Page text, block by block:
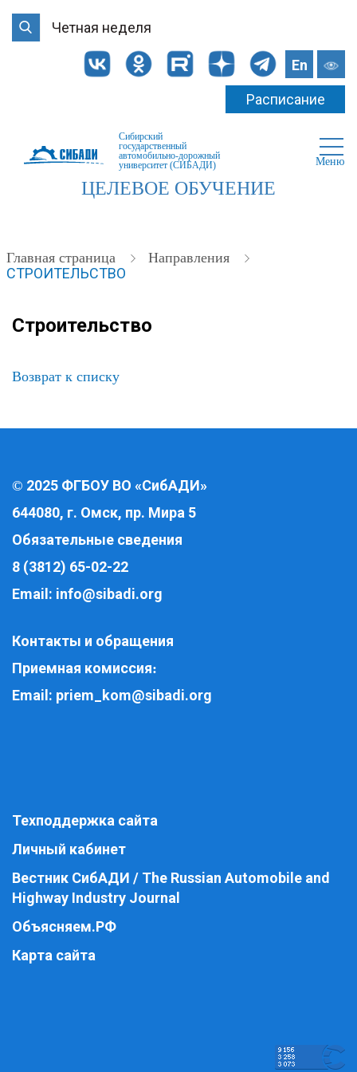
Четная неделя
En
Расписание
Сибирский
государственный
автомобильно-дорожный
университет (СИБАДИ)
Меню
ЦЕЛЕВОЕ ОБУЧЕНИЕ
Главная страница Направления
СТРОИТЕЛЬСТВО
Строительство
Возврат к списку
© 2025 ФГБОУ ВО «СибАДИ»
644080, г. Омск, пр. Мира 5
Обязательные сведения
8 (3812) 65-02-22
Email: info@sibadi.org
Контакты и обращения
Приемная комиссия:
Email: priem_kom@sibadi.org
Техподдержка сайта
Личный кабинет
Вестник СибАДИ / The Russian Automobile and
Highway Industry Journal
Объясняем.РФ
Карта сайта